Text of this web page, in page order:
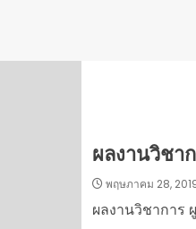
ผลงานวิชา
พฤษภาคม 28,
ผลงานวิชาการ ผู